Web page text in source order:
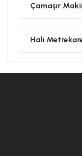
Çamaşır
Halı